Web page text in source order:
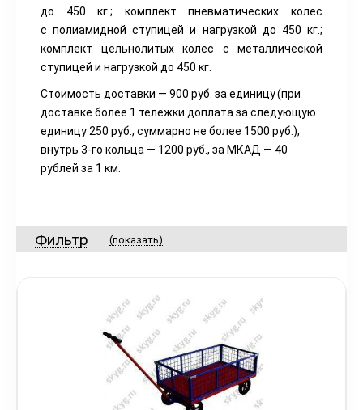
до 450 кг.; комплект пневматических колес
с полиамидной ступицей и нагрузкой до 450 кг.;
комплект цельнолитых колес с металлической
ступицей и нагрузкой до 450 кг.
Стоимость доставки — 900 руб. за единицу(при
доставке более 1 тележки доплата за следующую
единицу 250 руб., суммарно не более 1500 руб.),
внутрь 3-го кольца — 1200 руб., за МКАД — 40
рублей за 1 км.
Фильтр (показать)